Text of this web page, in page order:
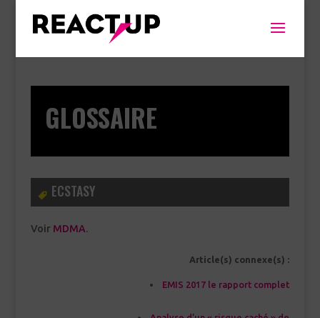
GLOSSAIRE
ECSTASY
Voir MDMA.
Article(s) connexe(s) :
EMIS 2017 le rapport complet